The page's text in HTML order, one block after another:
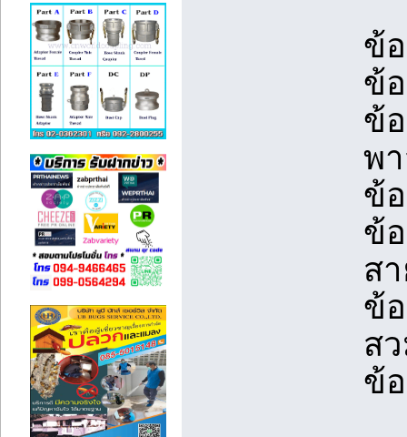
ข้
ข้
ข้
พ
ข้
ข้
ส
ข้
ส
ข้